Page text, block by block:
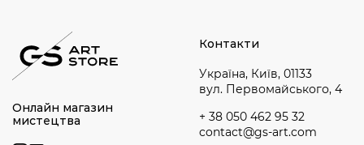
Онлайн магазин
мистецтва
Контакти
Україна, Київ, 01133
вул. Первомайського, 4
+ 38 050 462 95 32
contact@gs-art.com